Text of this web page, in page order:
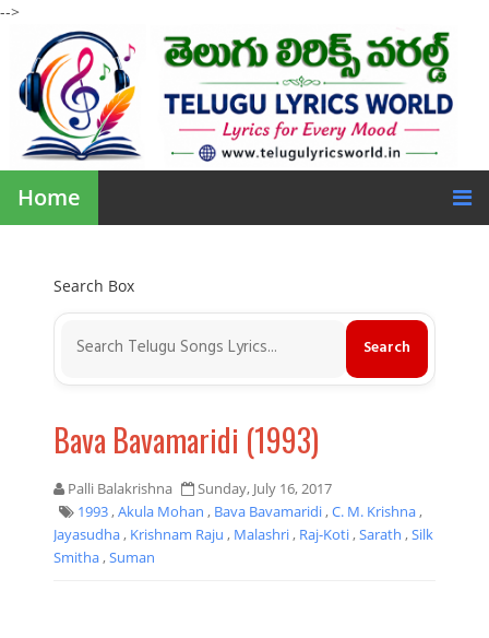
-->
Home
Search Box
Bava Bavamaridi (1993)
Palli Balakrishna
Sunday, July 16, 2017
1993,Akula Mohan , Bava Bavamaridi,C. M. Krishna,
Jayasudha, Krishnam Raju , Malashri, Raj-Koti,Sarath ,Silk
Smitha,Suman